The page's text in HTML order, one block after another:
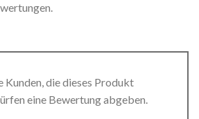
Kunden, die dieses Produkt
eine Bewertung abgeben.